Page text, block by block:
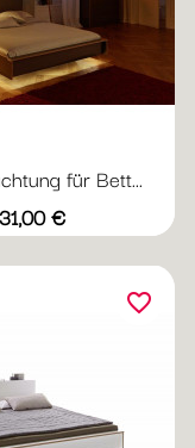
für Bett...
€
favorite_border